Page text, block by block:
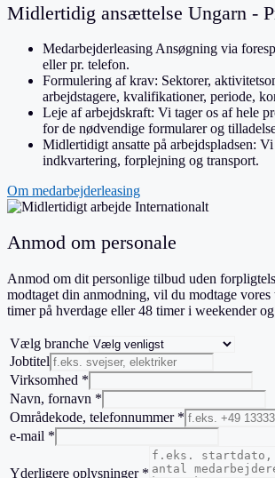
Midlertidig ansættelse Ungarn -
Medarbejderleasing Ansøgning via
eller pr. telefon.
Formulering af krav: Sektorer,
arbejdstagere, kvalifikationer, periode,
Leje af arbejdskraft: Vi tager os af hele
for de nødvendige formularer og
Midlertidigt ansatte på arbejdspladsen:
indkvartering, forplejning og transport.
Om medarbejderleasing
Anmod om personale
Anmod om dit personlige tilbud uden
modtaget din anmodning, vil du modtage
timer på hverdage eller 48 timer i weekender
Vælg branche
Jobtitel
Virksomhed *
Navn, fornavn *
Områdekode, telefonnummer *
e-mail *
Yderligere oplysninger *